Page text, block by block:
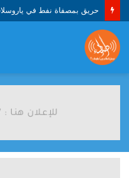
حريق بمصفاة نفط في